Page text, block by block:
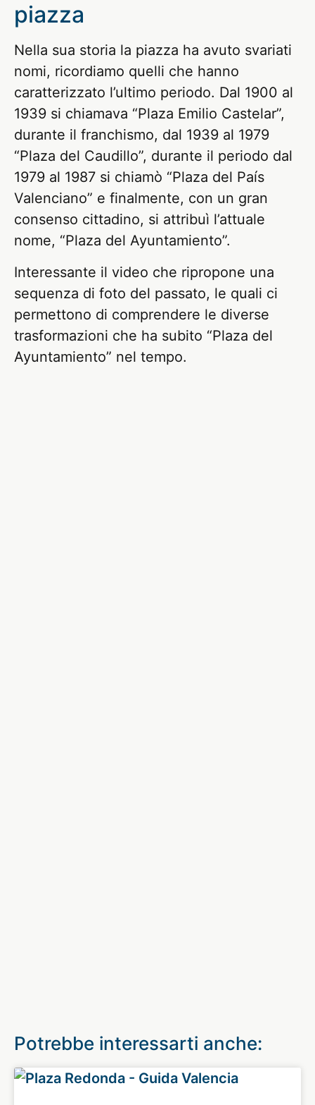
piazza
Nella sua storia la piazza ha avuto svariati
nomi, ricordiamo quelli che hanno
caratterizzato l’ultimo periodo. Dal 1900 al
1939 si chiamava “Plaza Emilio Castelar”,
durante il franchismo, dal 1939 al 1979
“Plaza del Caudillo”, durante il periodo dal
1979 al 1987 si chiamò “Plaza del País
Valenciano” e finalmente, con un gran
consenso cittadino, si attribuì l’attuale
nome, “Plaza del Ayuntamiento”.
Interessante il video che ripropone una
sequenza di foto del passato, le quali ci
permettono di comprendere le diverse
trasformazioni che ha subito “Plaza del
Ayuntamiento” nel tempo.
Potrebbe interessarti anche: